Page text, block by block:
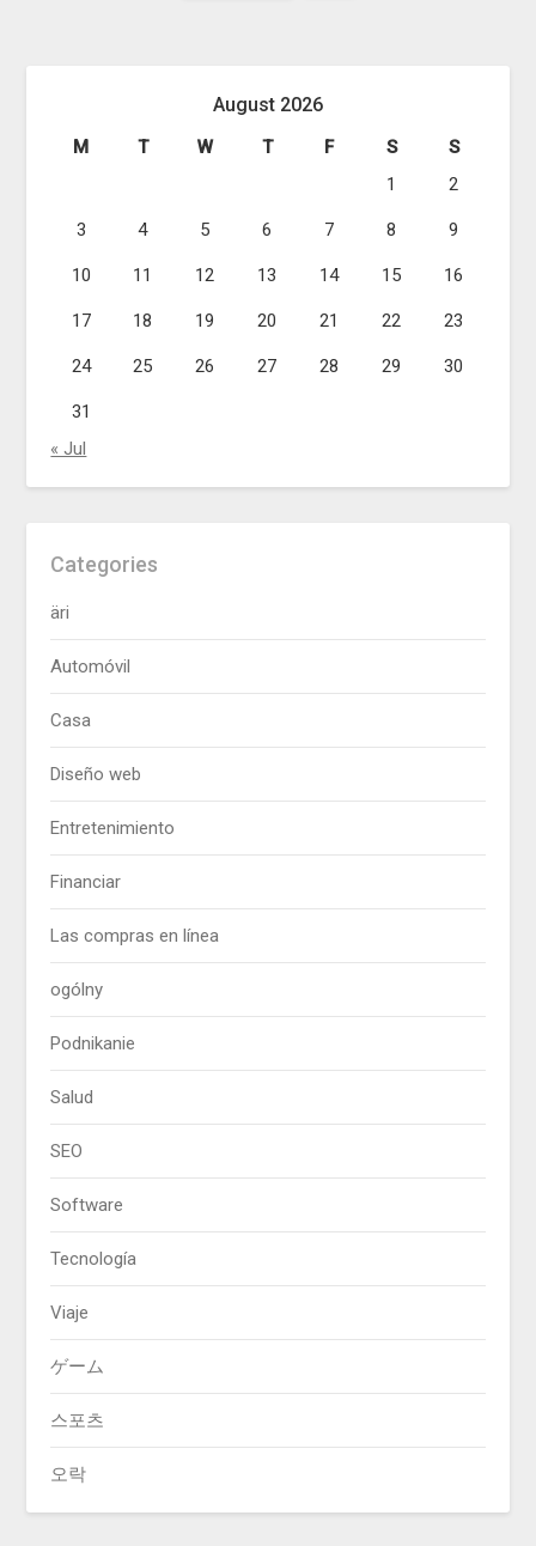
August 2026
M T W T F S
S
1
2
3 4 5 6 7 8 9
10 11 12 13 14 15 16
17 18 19 20 21 22 23
24 25 26 27 28 29 30
31
« Jul
Categories
äri
Automóvil
Casa
Diseño web
Entretenimiento
Financiar
Las compras en línea
ogólny
Podnikanie
Salud
SEO
Software
Tecnología
Viaje
ゲーム
스포츠
오락